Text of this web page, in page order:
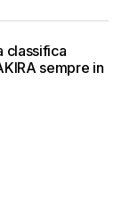
classifica
sempre in